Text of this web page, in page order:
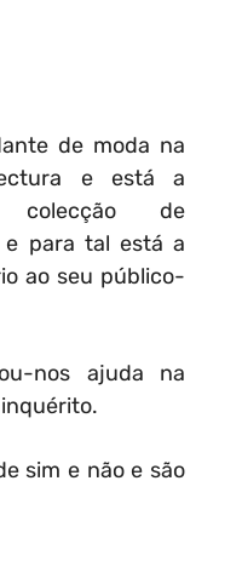
de moda na
e está a
colecção de
para tal está a
ao seu público-
nos ajuda na
sim e não e são